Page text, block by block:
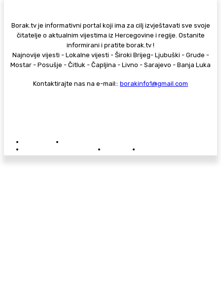
Borak.tv je informativni portal koji ima za cilj izvještavati sve svoje
čitatelje o aktualnim vijestima iz Hercegovine i regije. Ostanite
informirani i pratite borak.tv !
Najnovije vijesti - Lokalne vijesti - Široki Brijeg- Ljubuški - Grude -
Mostar - Posušje - Čitluk - Čapljina - Livno - Sarajevo - Banja Luka
Kontaktirajte nas na e-mail:: borakinfo1@gmail.com